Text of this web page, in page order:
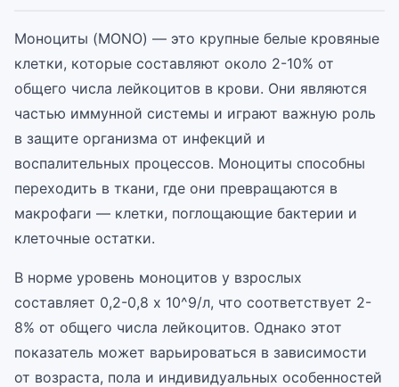
Моноциты (MONO) — это крупные белые кровяные
клетки, которые составляют около 2-10% от
общего числа лейкоцитов в крови. Они являются
частью иммунной системы и играют важную роль
в защите организма от инфекций и
воспалительных процессов. Моноциты способны
переходить в ткани, где они превращаются в
макрофаги — клетки, поглощающие бактерии и
клеточные остатки.
В норме уровень моноцитов у взрослых
составляет 0,2-0,8 x 10^9/л, что соответствует 2-
8% от общего числа лейкоцитов. Однако этот
показатель может варьироваться в зависимости
от возраста, пола и индивидуальных особенностей